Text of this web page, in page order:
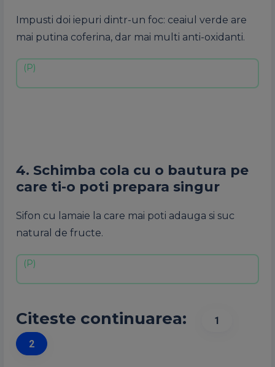
Impusti doi iepuri dintr-un foc: ceaiul verde are
mai putina coferina, dar mai multi anti-oxidanti.
4. Schimba cola cu o bautura pe
care ti-o poti prepara singur
Sifon cu lamaie la care mai poti adauga si suc
natural de fructe.
Citeste continuarea:
1
2